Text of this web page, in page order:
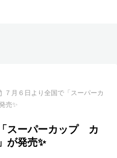
７月６日より全国で「スーパーカ
売✨
スーパーカップ カ
が発売✨